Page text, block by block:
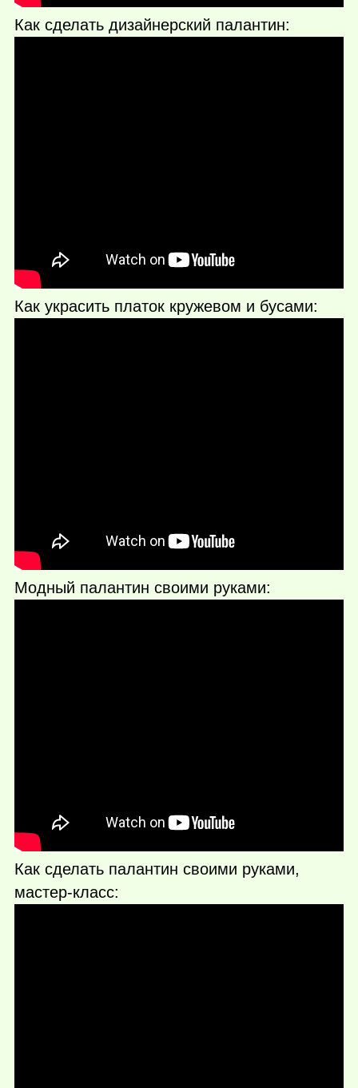
Как сделать дизайнерский палантин:
Как украсить платок кружевом и бусами:
Модный палантин своими руками:
Как сделать палантин своими руками,
мастер-класс: